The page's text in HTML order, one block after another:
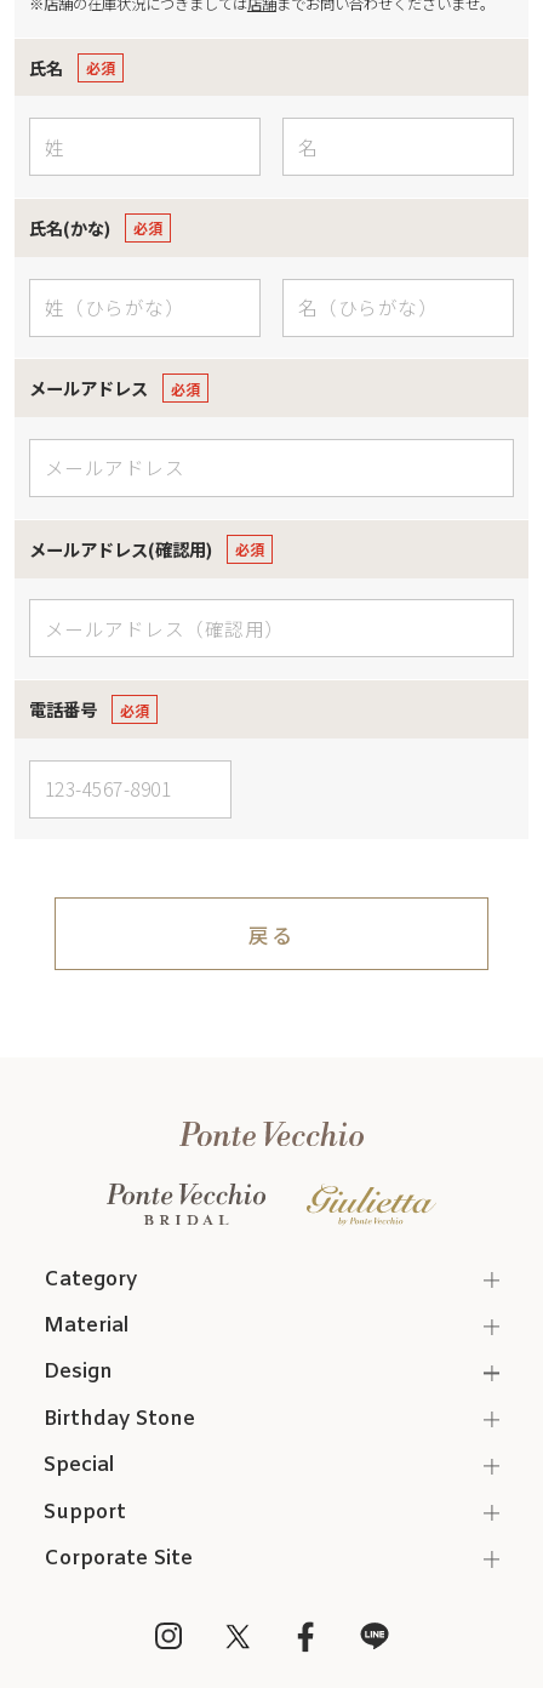
氏名
氏名(かな)
メールアドレス
メールアドレス(確認用)
電話番号
戻る
Category
Support
Corporate Site
Material
Design
Birthday Stone
Special